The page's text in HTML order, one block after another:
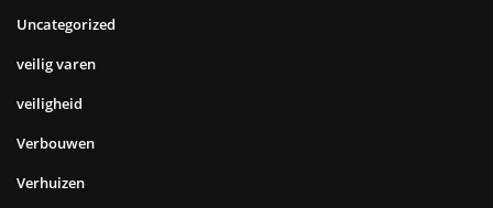
Uncategorized
veilig varen
veiligheid
Verbouwen
Verhuizen